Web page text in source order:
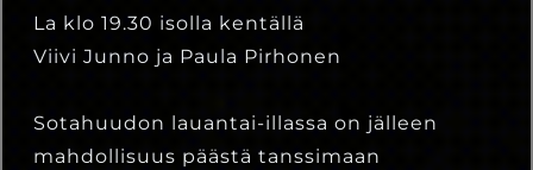
La klo 19.30 isolla kentällä
Viivi Junno ja Paula Pirhonen
Sotahuudon lauantai-illassa on jälleen
mahdollisuus päästä tanssimaan